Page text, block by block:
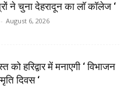
ने चुना देहरादून का लाॅ काॅलेज ‘
- August 6, 2026
हरिद्वार में मनाएगी ‘ विभाजन
दिवस ‘